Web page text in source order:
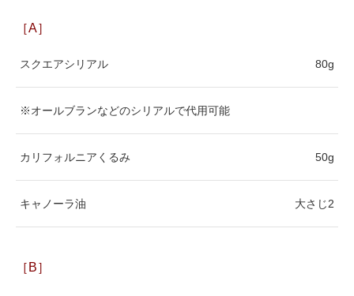
［A］
スクエアシリアル 80g
※オールブランなどのシリアルで代用可能
カリフォルニアくるみ 50g
キャノーラ油 大さじ2
［B］